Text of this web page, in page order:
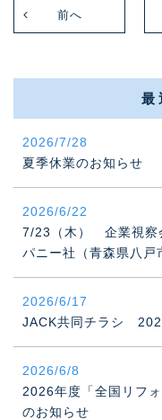
前へ
最
2026/7/28
夏季休業のお知らせ
2026/6/22
7/23（木） 企業視察
パニー社（青森県八戸
2026/6/17
JACK共同チラシ
2026/6/8
2026年度「全国リフ
のお知らせ